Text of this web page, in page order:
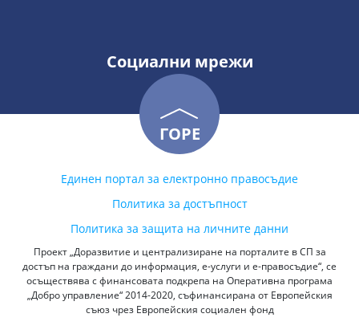
Социални мрежи
ГОРЕ
Единен портал за електронно правосъдие
Политика за достъпност
Политика за защита на личните данни
Проект „Доразвитие и централизиране на порталите в СП за
достъп на граждани до информация, е-услуги и е-правосъдие“, се
осъществява с финансовата подкрепа на Оперативна програма
„Добро управление“ 2014-2020, съфинансирана от Европейския
съюз чрез Европейския социален фонд